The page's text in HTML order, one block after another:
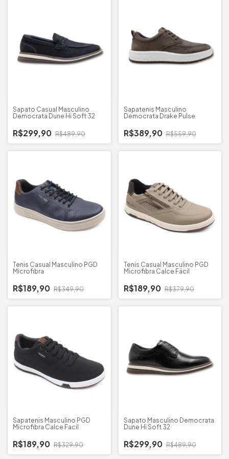
Sapato Casual Masculino
Democrata Dune Hi Soft 32
R$299,90 R$489,90
Sapatenis Masculino
Democrata Drake Pulse
R$389,90 R$559,90
Tenis Casual Masculino PGD
Microfibra
R$189,90 R$349,90
Tenis Casual Masculino PGD
Microfibra Calce Fácil
R$189,90 R$379,90
Sapatenis Masculino PGD
Microfibra Calce Facil
R$189,90 R$329,90
Sapato Masculino Democrata
Dune Hi Soft 32
R$299,90 R$489,90